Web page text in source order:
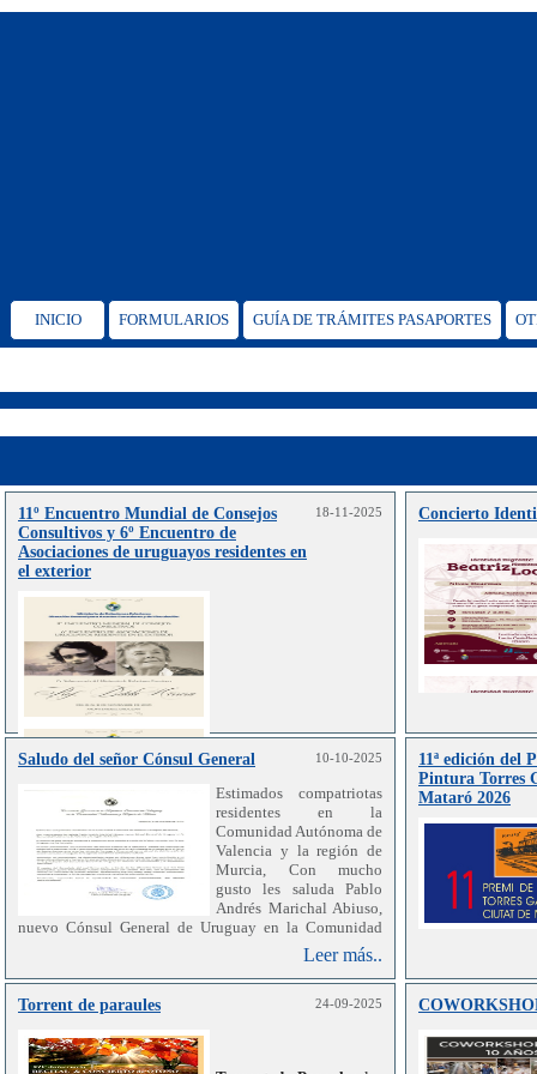
INICIO FORMULARIOS GUÍA DE TRÁMITES PASAPORTES
11º Encuentro Mundial de Consejos
Consultivos y 6º Encuentro de
Asociaciones de uruguayos residentes en
el exterior
18-11-2025
Leer más..
Concierto
Saludo del señor Cónsul General 10-10-2025
Estimados compatriotas
residentes en la
Comunidad Autónoma de
Valencia y la región de
Murcia, Con mucho
gusto les saluda Pablo
Andrés Marichal Abiuso,
nuevo Cónsul General de Uruguay en la Comunidad
Autónoma de Valencia y la región de Murcia. El motivo
de esta carta es ponerme a disposición ante ustedes a
través de la labor consular, con la que Uruguay me ha
honrado. Quisiera presentarme, soy funcionario del
de oposición y mérito en 2014. Como diplomático
presté servicio en la Embajada de Uruguay ante el
Leer más..
11ª edición del
Pintura Torres
Mataró 2026
Torrent de paraules 24-09-2025